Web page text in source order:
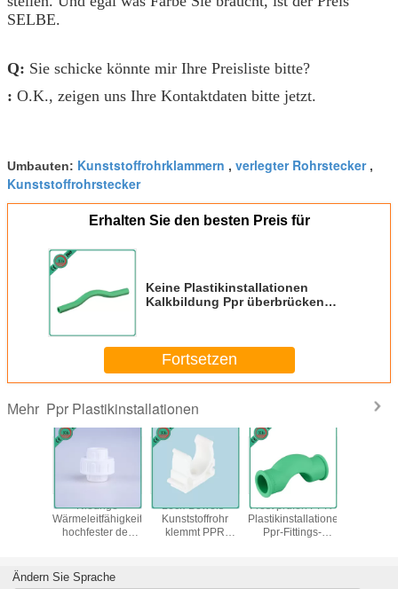
SELBE.
Q: Sie schicke könnte mir Ihre Preisliste bitte?
: O.K., zeigen uns Ihre Kontaktdaten bitte jetzt.
Umbauten: Kunststoffrohrklammern , verlegter Rohrstecker,
Kunststoffrohrstecker
Erhalten Sie den besten Preis für
Keine Plastikinstallationen
Kalkbildung Ppr überbrücken
Fortsetzen
Mehr Ppr Plastikinstallationen
8078
Niedrige
Wärmeleitfähigkeit
hochfester der
63 Millimeter
Leck-Beweis-
Kunststoffrohr
klemmt PPR
Frost prüfen PPR-
Plastikinstallationen,
Ppr-Fittings-
Ändern Sie Sprache